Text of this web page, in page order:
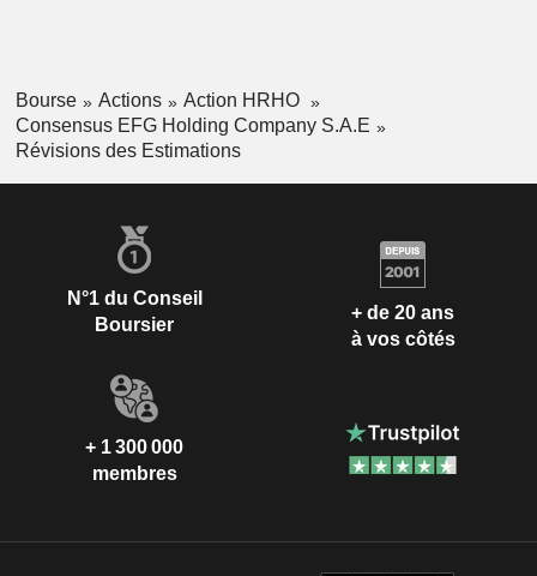
Bourse Actions
Action HRHO
Consensus EFG Holding Company S.A.E
Révisions des Estimations
N°1 du Conseil
Boursier
+ de 20 ans
à vos côtés
+ 1 300 000
membres